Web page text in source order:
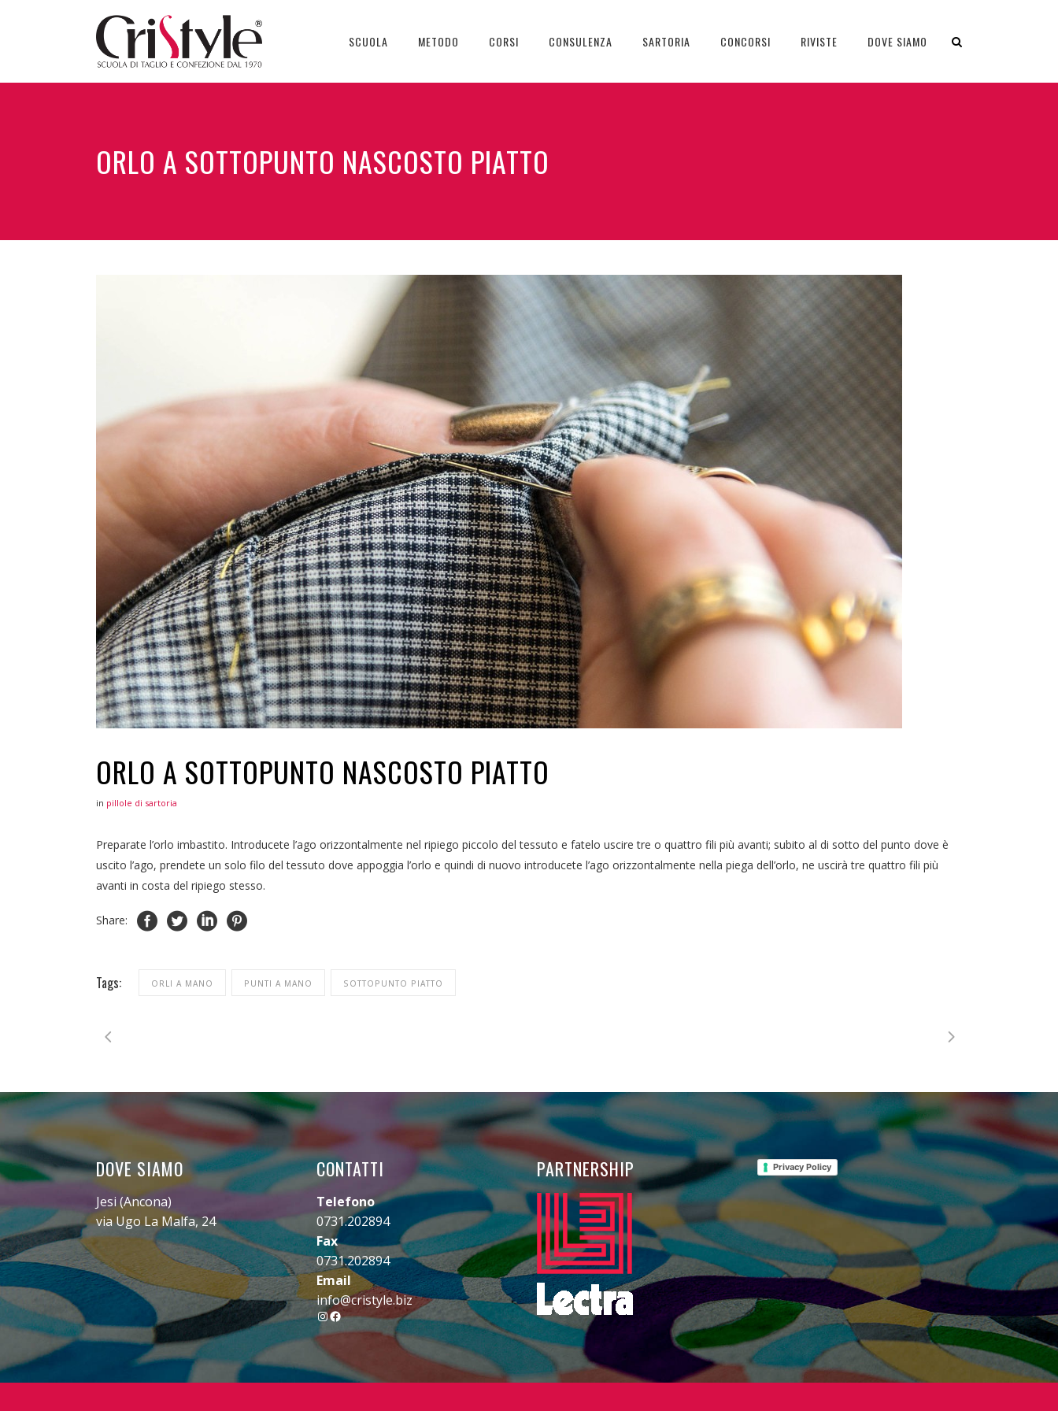
SCUOLA METODO CORSI CONSULENZA SARTORIA CONCORSI RIVISTE DOVE SIAMO
ORLO A SOTTOPUNTO NASCOSTO PIATTO
ORLO A SOTTOPUNTO NASCOSTO PIATTO
in pillole di sartoria
Preparate l’orlo imbastito. Introducete l’ago orizzontalmente nel ripiego piccolo del tessuto e fatelo uscire tre o quattro fili più avanti; subito al di sotto del punto dove è
uscito l’ago, prendete un solo filo del tessuto dove appoggia l’orlo e quindi di nuovo introducete l’ago orizzontalmente nella piega dell’orlo, ne uscirà tre quattro fili più
avanti in costa del ripiego stesso.
Share:
Tags: ORLI A MANO PUNTI A MANO SOTTOPUNTO PIATTO
DOVE SIAMO
Jesi (Ancona)
via Ugo La Malfa, 24
CONTATTI
Telefono
0731.202894
Fax
0731.202894
Email
info@cristyle.biz
Instagram
Facebook
PARTNERSHIP Privacy Policy